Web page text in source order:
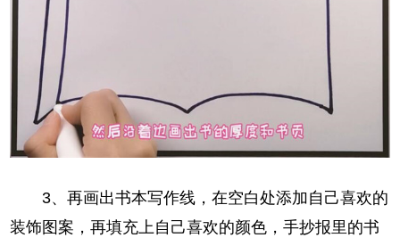
3、再画出书本写作线，在空白处添加自己喜欢的
装饰图案，再填充上自己喜欢的颜色，手抄报里的书